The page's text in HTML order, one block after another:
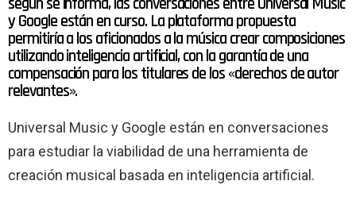
y Google están en curso. La plataforma propuesta
permitiría a los aficionados a la música crear composiciones
utilizando inteligencia artificial, con la garantía de una
compensación para los titulares de los «derechos de autor
relevantes».
Universal Music y Google están en conversaciones
para estudiar la viabilidad de una herramienta de
creación musical basada en inteligencia artificial.